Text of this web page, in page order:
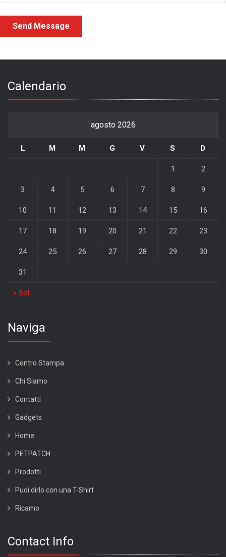
Calendario
agosto 2026
L M M G V S D
« Set
1 2
3 4 5 6 7 8 9
10 11 12 13 14 15 16
17 18 19 20 21 22 23
24 25 26 27 28 29 30
31
Naviga
Centro Stampa
Chi Siamo
Contatti
Gadgets
Home
PETPATCH
Prodotti
Puoi dirlo con una T-Shirt
Ricamo
Contact Info